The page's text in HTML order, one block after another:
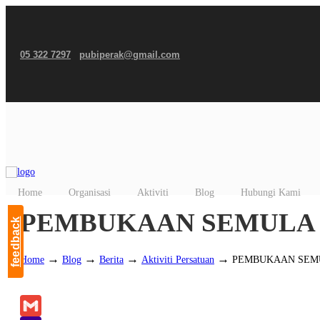
feedback
05 322 7297 pubiperak@gmail.com
Home Organisasi Aktiviti Blog Hubungi Kami
PEMBUKAAN
Home → Blog → Berita → Aktiviti Persatuan → PEMBUKAAN